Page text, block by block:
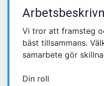
Vi tror att framsteg
bäst tillsammans.
samarbete gör
Din roll